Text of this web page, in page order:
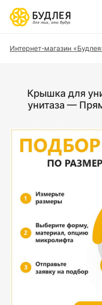
Интернет-магазин
Крышка для
унитаза —